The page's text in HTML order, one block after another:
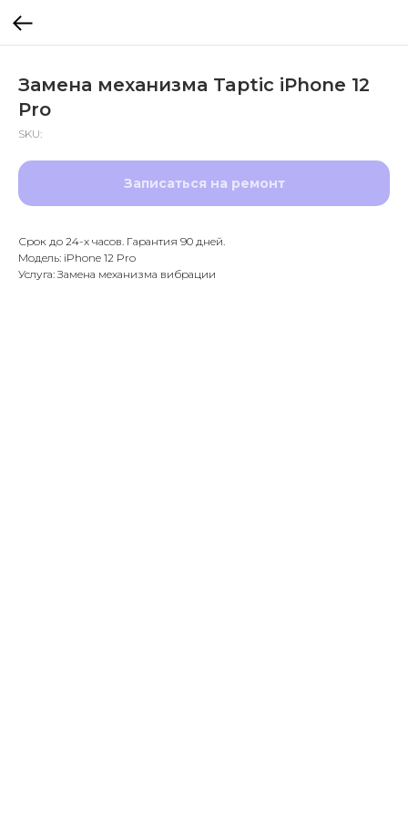
Замена механизма Taptic iPhone 12
Pro
SKU:
Записаться на ремонт
Срок до 24-х часов. Гарантия 90 дней.
Модель: iPhone 12 Pro
Услуга: Замена механизма вибрации